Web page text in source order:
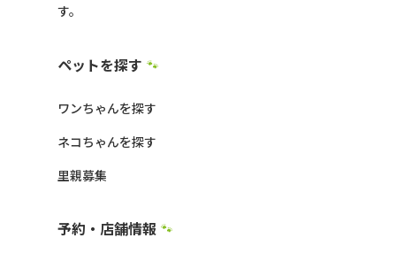
す。
ペットを探す 🐾
ワンちゃんを探す
ネコちゃんを探す
里親募集
予約・店舗情報 🐾